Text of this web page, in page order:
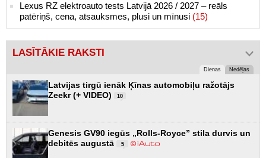
Lexus RZ elektroauto tests Latvijā 2026 / 2027 – reāls
patēriņš, cena, atsauksmes, plusi un mīnusi (15)
LASĪTĀKIE RAKSTI
Dienas Nedēļas
Latvijas tirgū ienāk Ķīnas automobiļu ražotājs
Zeekr (+ VIDEO)
10
Genesis GV90 iegūs „Rolls-Royce” stila durvis un
debitēs augustā
5